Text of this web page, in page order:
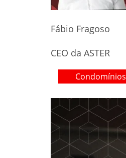
Fábio Fragoso
CEO da ASTER
Condomínios